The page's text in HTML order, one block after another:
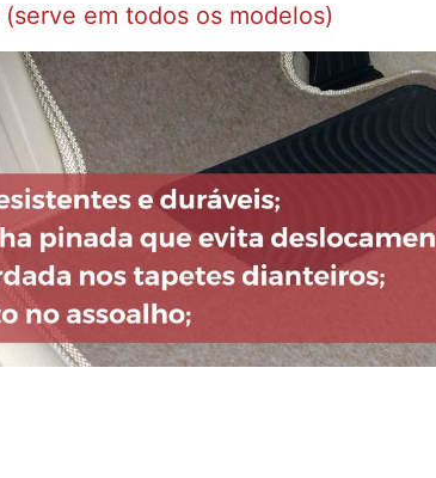
(serve em todos os modelos)